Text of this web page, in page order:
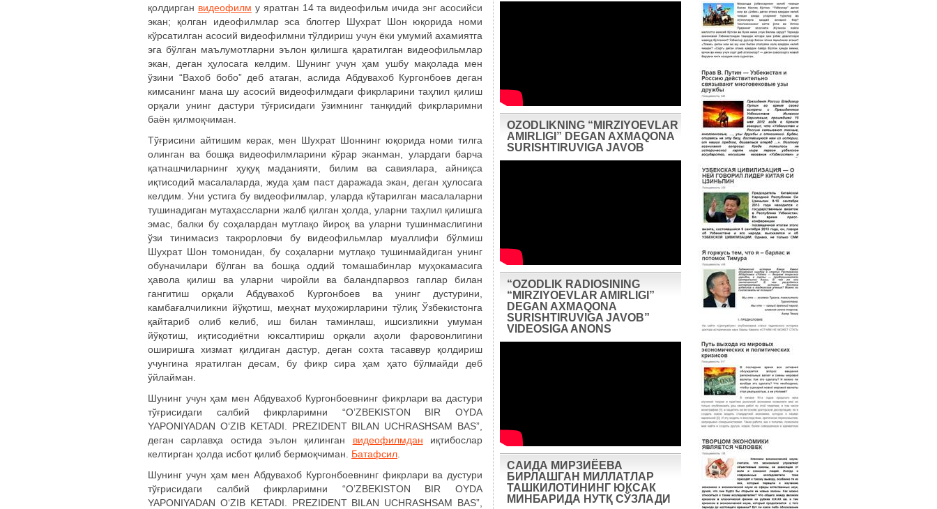
қолдирган видеофилм у яратган 14 та видеофильм ичида энг асосийси
экан; қолган идеофилмлар эса блоггер Шухрат Шон юқорида номи
кўрсатилган асосий видеофилмни тўлдириш учун ёки умумий ахамиятга
эга бўлган маълумотларни эълон қилишга қаратилган видеофильмлар
экан, деган ҳулосага келдим. Шунинг учун ҳам ушбу мақолада мен
ўзини “Вахоб бобо” деб атаган, аслида Абдувахоб Кургонбоев деган
кимсанинг мана шу асосий видеофилмдаги фикрларини таҳлил қилиш
орқали унинг дастури тўғрисидаги ўзимнинг танқидий фикрларимни
баён қилмоқчиман.
Тўғрисини айтишим керак, мен Шухрат Шоннинг юқорида номи тилга
олинган ва бошқа видеофилмларини кўрар эканман, улардаги барча
қатнашчиларнинг ҳуқуқ маданияти, билим ва савиялара, айниқса
иқтисодий масалаларда, жуда ҳам паст даражада экан, деган ҳулосага
келдим. Уни устига бу видеофилмлар, уларда кўтарилган масалаларни
тушинадиган мутаҳассларни жалб қилган ҳолда, уларни таҳлил қилишга
эмас, балки бу соҳалардан мутлақо йироқ ва уларни тушинмаслигини
ўзи тинимасиз такрорловчи бу видеофильмлар муаллифи бўлмиш
Шухрат Шон томонидан, бу соҳаларни мутлақо тушинмайдиган унинг
обуначилари бўлган ва бошқа оддий томашабинлар муҳокамасига
ҳавола қилиш ва уларни чиройли ва баландпарвоз гаплар билан
гангитиш орқали Абдувахоб Кургонбоев ва унинг дустурини,
камбағалчиликни йўқотиш, меҳнат муҳожирларини тўлиқ Ўзбекистонга
қайтариб олиб келиб, иш билан таминлаш, ишсизликни умуман
йўқотиш, иқтисодиётни юксалтириш орқали аҳоли фаровонлигини
оширишга хизмат қилдиган дастур, деган сохта тасаввур қолдириш
учунгина яратилган десам, бу фикр сира ҳам ҳато бўлмайди деб
ўйлайман.
Шунинг учун ҳам мен Абдувахоб Кургонбоевнинг фикрлари ва дастури
тўғрисидаги салбий фикрларимни “O’ZBEKISTON BIR OYDA
YAPONIYADAN O‘ZIB KETADI. PREZIDENT BILAN UCHRASHSAM BAS”,
деган сарлавҳа остида эълон қилинган видеофилмдан иқтибослар
келтирган ҳолда исбот қилиб бермоқчиман. Батафсил
Шунинг учун ҳам мен Абдувахоб Кургонбоевнинг фикрлари ва дустури
тўғрисидаги салбий фикрларимни “O’ZBEKISTON BIR OYDA
YAPONIYADAN O‘ZIB KETADI. PREZIDENT BILAN UCHRASHSAM BAS”,
OZODLIKNING “MIRZIYOEVLAR
AMIRLIGI” DEGAN AXMAQONA
SURISHTIRUVIGA JAVOB
“OZODLIK RADIOSINING
“MIRZIYOEVLAR AMIRLIGI”
DEGAN AXMAQONA
SURISHTIRUVIGA JAVOB”
VIDEOSIGA ANONS
САИДА МИРЗИЁЕВА
БИРЛАШГАН МИЛЛАТЛАР
ТАШКИЛОТИНИНГ ЮКСАК
МИНБАРИДА НУТҚ СЎЗЛАДИ